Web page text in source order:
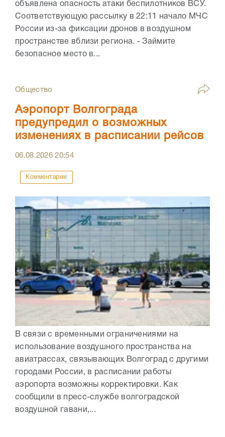
объявлена опасность атаки беспилотников ВСУ.
Соответствующую рассылку в 22:11 начало МЧС
России из-за фиксации дронов в воздушном
пространстве вблизи региона. - Займите
безопасное место в...
Общество
Аэропорт Волгограда
предупредил о возможных
изменениях в расписании рейсов
06.08.202620:54
Комментарии
В связи с временными ограничениями на
использование воздушного пространства на
авиатрассах, связывающих Волгоград с другими
городами России, в расписании работы
аэропорта возможны корректировки. Как
сообщили в пресс-службе волгоградской
воздушной гавани,...